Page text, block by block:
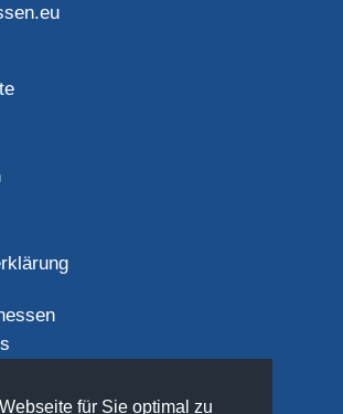
für Sie optimal zu
Weilburg